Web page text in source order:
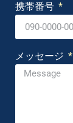
携帯番号
メッセージ